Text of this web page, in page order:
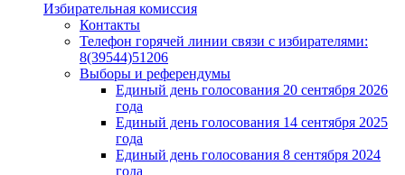
Избирательная комиссия
Контакты
Телефон горячей линии связи с избирателями:
8(39544)51206
Выборы и референдумы
Единый день голосования 20 сентября 2026
года
Единый день голосования 14 сентября 2025
года
Единый день голосования 8 сентября 2024
года